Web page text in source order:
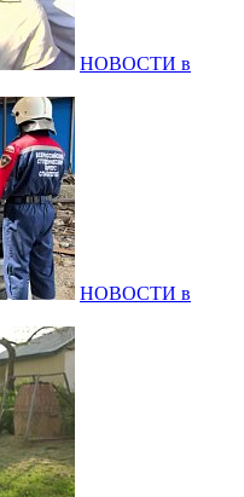
НОВОСТИ в
НОВОСТИ в